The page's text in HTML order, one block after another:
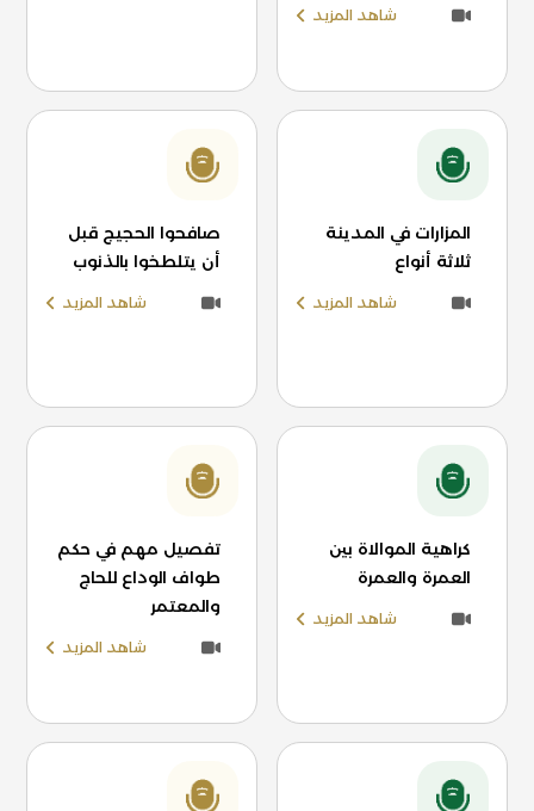
شاهد المزيد
المزارات في المدينة
ثلاثة أنواع
شاهد المزيد
صافحوا الحجيج قبل
أن يتلطخوا بالذنوب
شاهد المزيد
كراهية الموالاة بين
العمرة والعمرة
شاهد المزيد
تفصيل مهم في حكم
طواف الوداع للحاج
والمعتمر
شاهد المزيد